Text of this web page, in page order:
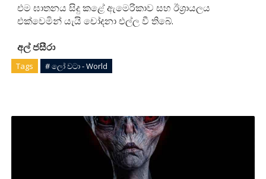
එම ඝාතනය සිදු කළේ ඇමෙරිකාව සහ ඊශ්‍රායලය
එක්වෙමින් යැයි චෝදනා එල්ල වී තිබේ.
අල් ජසීරා
Tags # ලෝ වටා - World